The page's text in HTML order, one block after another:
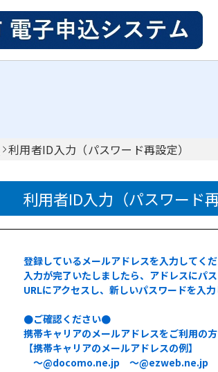
利用者ID入力（パスワード再設定）
利用者ID入力（パスワード再
登録しているメールアドレスを入力してくだ
入力が完了いたしましたら、アドレスにパ
URLにアクセスし、新しいパスワードを入
●ご確認ください●
携帯キャリアのメールアドレスをご利用の
【携帯キャリアのメールアドレスの例】
～@docomo.ne.jp ～@ezweb.ne.jp